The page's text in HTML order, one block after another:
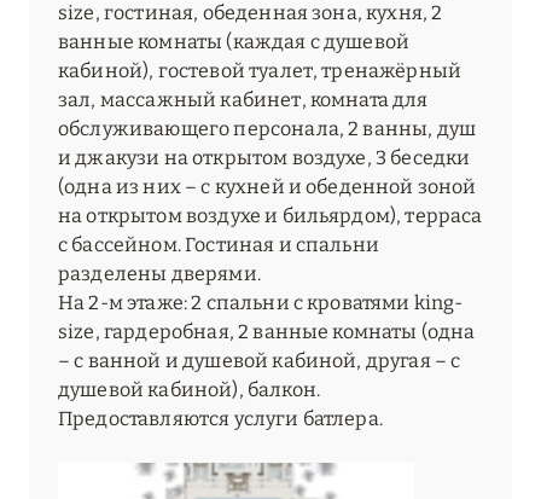
size, гостиная, обеденная зона, кухня, 2
ванные комнаты (каждая с душевой
кабиной), гостевой туалет, тренажёрный
зал, массажный кабинет, комната для
обслуживающего персонала, 2 ванны, душ
и джакузи на открытом воздухе, 3 беседки
(одна из них – с кухней и обеденной зоной
на открытом воздухе и бильярдом), терраса
с бассейном. Гостиная и спальни
разделены дверями.
На 2-м этаже: 2 спальни с кроватями king-
size, гардеробная, 2 ванные комнаты (одна
– с ванной и душевой кабиной, другая – с
душевой кабиной), балкон.
Предоставляются услуги батлера.